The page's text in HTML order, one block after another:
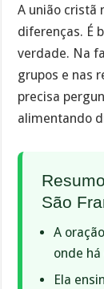
A união cristã
diferenças. É
verdade. Na
grupos e nas
precisa
alimentando
São
A
onde
Ela